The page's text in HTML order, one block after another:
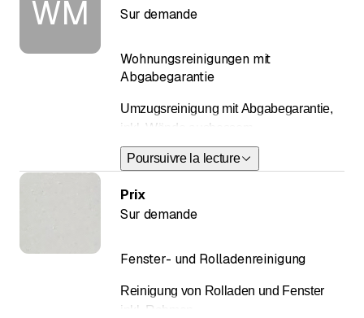
WM
Wohnungsreinigungen mit
Abgabegarantie
Umzugsreinigung mit Abgabegarantie,
inkl. Wände ausbessern.
Kostenlose Offerte nach Besichtigung
Poursuivre la lecture
Sur demande
Fenster- und Rolladenreinigung
Reinigung von Rolladen und Fenster
inkl. Rahmen
Prix
Sur demande